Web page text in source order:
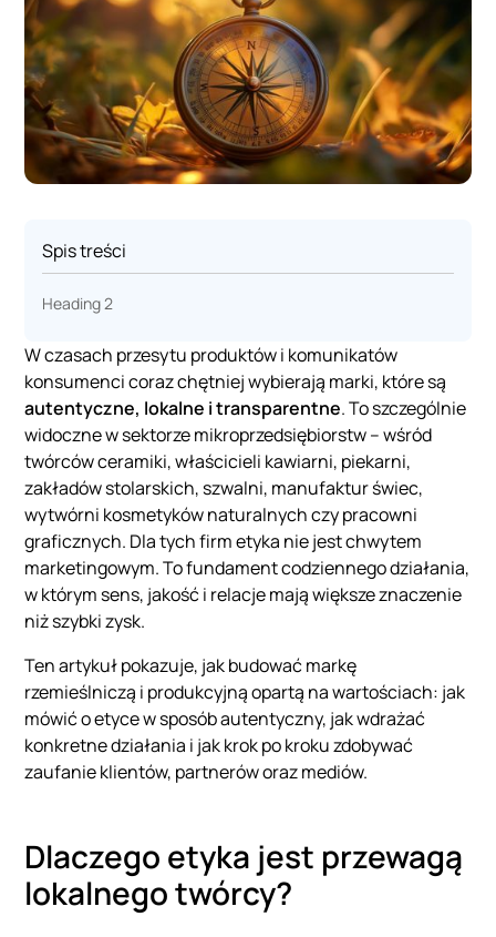
Spis treści
Heading 2
W czasach przesytu produktów i komunikatów
konsumenci coraz chętniej wybierają marki, które są
autentyczne, lokalne i transparentne. To szczególnie
widoczne w sektorze mikroprzedsiębiorstw – wśród
twórców ceramiki, właścicieli kawiarni, piekarni,
zakładów stolarskich, szwalni, manufaktur świec,
wytwórni kosmetyków naturalnych czy pracowni
graficznych. Dla tych firm etyka nie jest chwytem
marketingowym. To fundament codziennego działania,
w którym sens, jakość i relacje mają większe znaczenie
niż szybki zysk.
Ten artykuł pokazuje, jak budować markę
rzemieślniczą i produkcyjną opartą na wartościach: jak
mówić o etyce w sposób autentyczny, jak wdrażać
konkretne działania i jak krok po kroku zdobywać
zaufanie klientów, partnerów oraz mediów.
Dlaczego etyka jest przewagą
lokalnego twórcy?